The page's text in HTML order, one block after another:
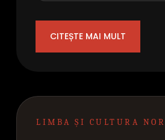
CITEȘTE MAI MULT
LIMBA ȘI CULTURA